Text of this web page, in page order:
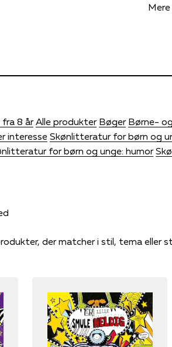
fra 8 årAlle produkter Bøger Børne-
interesse Skønlitteratur for børn og
for børn og unge: humor
der matcher i stil, tema eller